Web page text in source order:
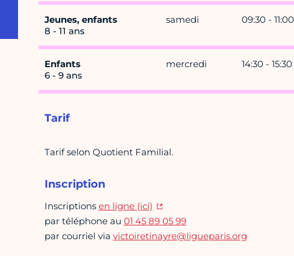
Jeunes, enfants
8 - 11 ans
samedi 09:30 - 11:00
Enfants
6 - 9 ans
mercredi 14:30 - 15:30
Tarif
Tarif selon Quotient Familial.
Inscription
Inscriptions en ligne (ici)
par téléphone au 01 45 89 05 99
par courriel via victoiretinayre@ligueparis.org